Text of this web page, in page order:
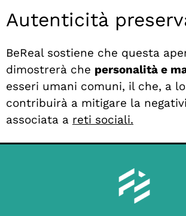
Autenticità
BeReal sostiene che questa
dimostrerà che personalità e
esseri umani comuni, il che, a
contribuirà a mitigare la
associata a reti sociali.